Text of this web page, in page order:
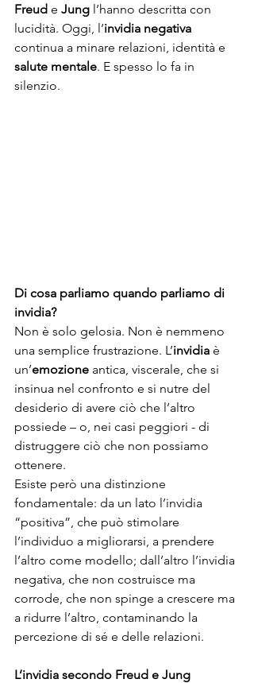
Freud e Jung l’hanno descritta con
lucidità. Oggi, l’invidia negativa
continua a minare relazioni, identità e
salute mentale. E spesso lo fa in
silenzio.
Di cosa parliamo quando parliamo di
invidia?
Non è solo gelosia. Non è nemmeno
una semplice frustrazione. L’invidia è
un’emozione antica, viscerale, che si
insinua nel confronto e si nutre del
desiderio di avere ciò che l’altro
possiede – o, nei casi peggiori - di
distruggere ciò che non possiamo
ottenere.
Esiste però una distinzione
fondamentale: da un lato l’invidia
“positiva”, che può stimolare
l’individuo a migliorarsi, a prendere
l’altro come modello; dall’altro l’invidia
negativa, che non costruisce ma
corrode, che non spinge a crescere ma
a ridurre l’altro, contaminando la
percezione di sé e delle relazioni.
L’invidia secondo Freud e Jung